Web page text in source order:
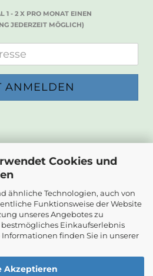
Cookies und
ähnliche Technologien, auch von
Funktionsweise der Website
unseres Angebotes zu
Einkaufserlebnis
finden Sie in unserer
Akzeptieren
1 - 2 X PRO MONAT EINEN
JEDERZEIT MÖGLICH)